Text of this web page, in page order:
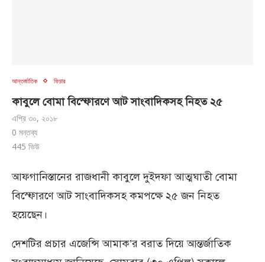
আন্তর্জাতিক ফিচার
কাবুলে বোমা বিস্ফোরণে আট সাংবাদিকসহ নিহত ২৫
এপ্রি ৩০, ২০১৮
0 মন্তব্য
445 ভিউ
আফগানিস্তানের রাজধানী কাবুলে দুইদফা আত্মঘাতী বোমা
বিস্ফোরণে আট সাংবাদিকসহ কমপক্ষে ২৫ জন নিহত
হয়েছেন।
দেশটির প্রচার এজেন্সি আমাক’র বরাত দিয়ে আন্তর্জাতিক